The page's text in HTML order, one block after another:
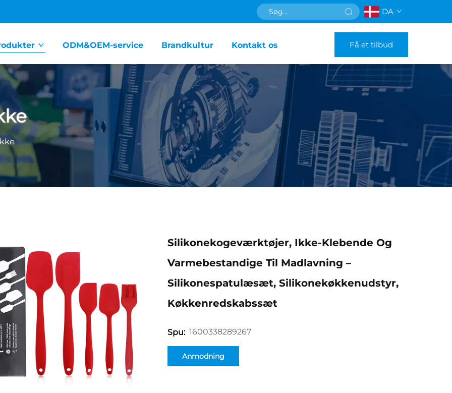
DA
ODM&OEM-service Brandkultur Kontakt os Få et tilbud
Silikonekogeværktøjer, Ikke-Klebende Og
Varmebestandige Til Madlavning –
Silikonespatulæsæt, Silikonekøkkenudstyr,
Køkkenredskabssæt
Spu: 1600338289267
Anmodning